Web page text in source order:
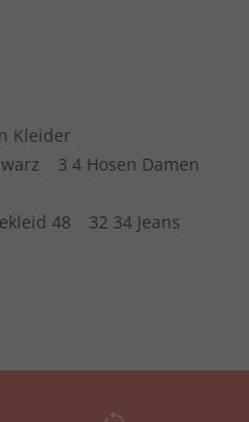
Kleider
3 4 Hosen Damen
48
32 34 Jeans